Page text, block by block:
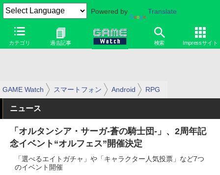
Powered by Translate
カテゴリ 過去記事 検索 Impressサイト
GAME Watch スマートフォン Android RPG
ニュース
「オルタンシア・サーガ-蒼の騎士団-」、2周年記
念イベント“オルフェス”開催決定
「選べるエイトガチャ」や「キャラクター人気投票」など7つ
のイベント開催